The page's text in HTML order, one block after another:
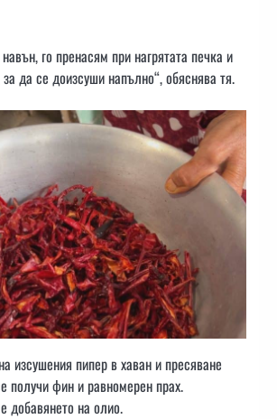
го пренасям при нагрятата печка и
да се доизсуши напълно“, обяснява тя.
изсушения пипер в хаван и пресяване
получи фин и равномерен прах.
добавянето на олио.